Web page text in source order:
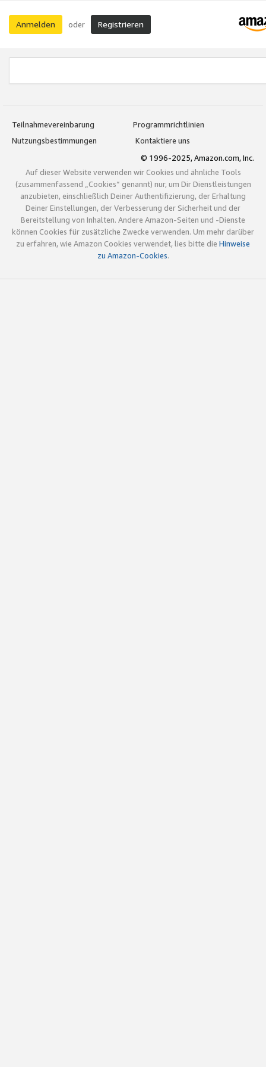
Anmelden oder Registrieren
Teilnahmevereinbarung
Programmrichtlinien
Nutzungsbestimmungen
Kontaktiere uns
© 1996-2025, Amazon.com, Inc.
Auf dieser Website verwenden wir Cookies und ähnliche Tools
(zusammenfassend „Cookies“ genannt) nur, um Dir Dienstleistungen
anzubieten, einschließlich Deiner Authentifizierung, der Erhaltung
Deiner Einstellungen, der Verbesserung der Sicherheit und der
Bereitstellung von Inhalten. Andere Amazon-Seiten und -Dienste
können Cookies für zusätzliche Zwecke verwenden. Um mehr darüber
zu erfahren, wie Amazon Cookies verwendet, lies bitte die Hinweise
zu Amazon-Cookies.